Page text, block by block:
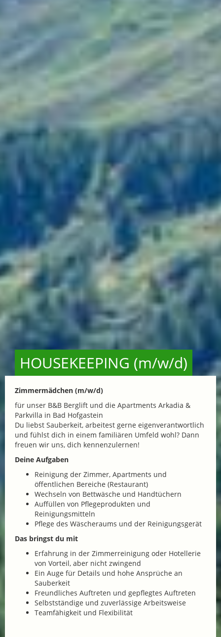
HOUSEKEEPING (m/w/d)
Zimmermädchen (m/w/d)
für unser B&B Berglift und die Apartments Arkadia &
Parkvilla in Bad Hofgastein
Du liebst Sauberkeit, arbeitest gerne eigenverantwortlich
und fühlst dich in einem familiären Umfeld wohl? Dann
freuen wir uns, dich kennenzulernen!
Deine Aufgaben
Reinigung der Zimmer, Apartments und
öffentlichen Bereiche (Restaurant)
Wechseln von Bettwäsche und Handtüchern
Auffüllen von Pflegeprodukten und
Reinigungsmitteln
Pflege des Wäscheraums und der Reinigungsgerät
Das bringst du mit
Erfahrung in der Zimmerreinigung oder Hotellerie
von Vorteil, aber nicht zwingend
Ein Auge für Details und hohe Ansprüche an
Sauberkeit
Freundliches Auftreten und gepflegtes Auftreten
Selbstständige und zuverlässige Arbeitsweise
Teamfähigkeit und Flexibilität